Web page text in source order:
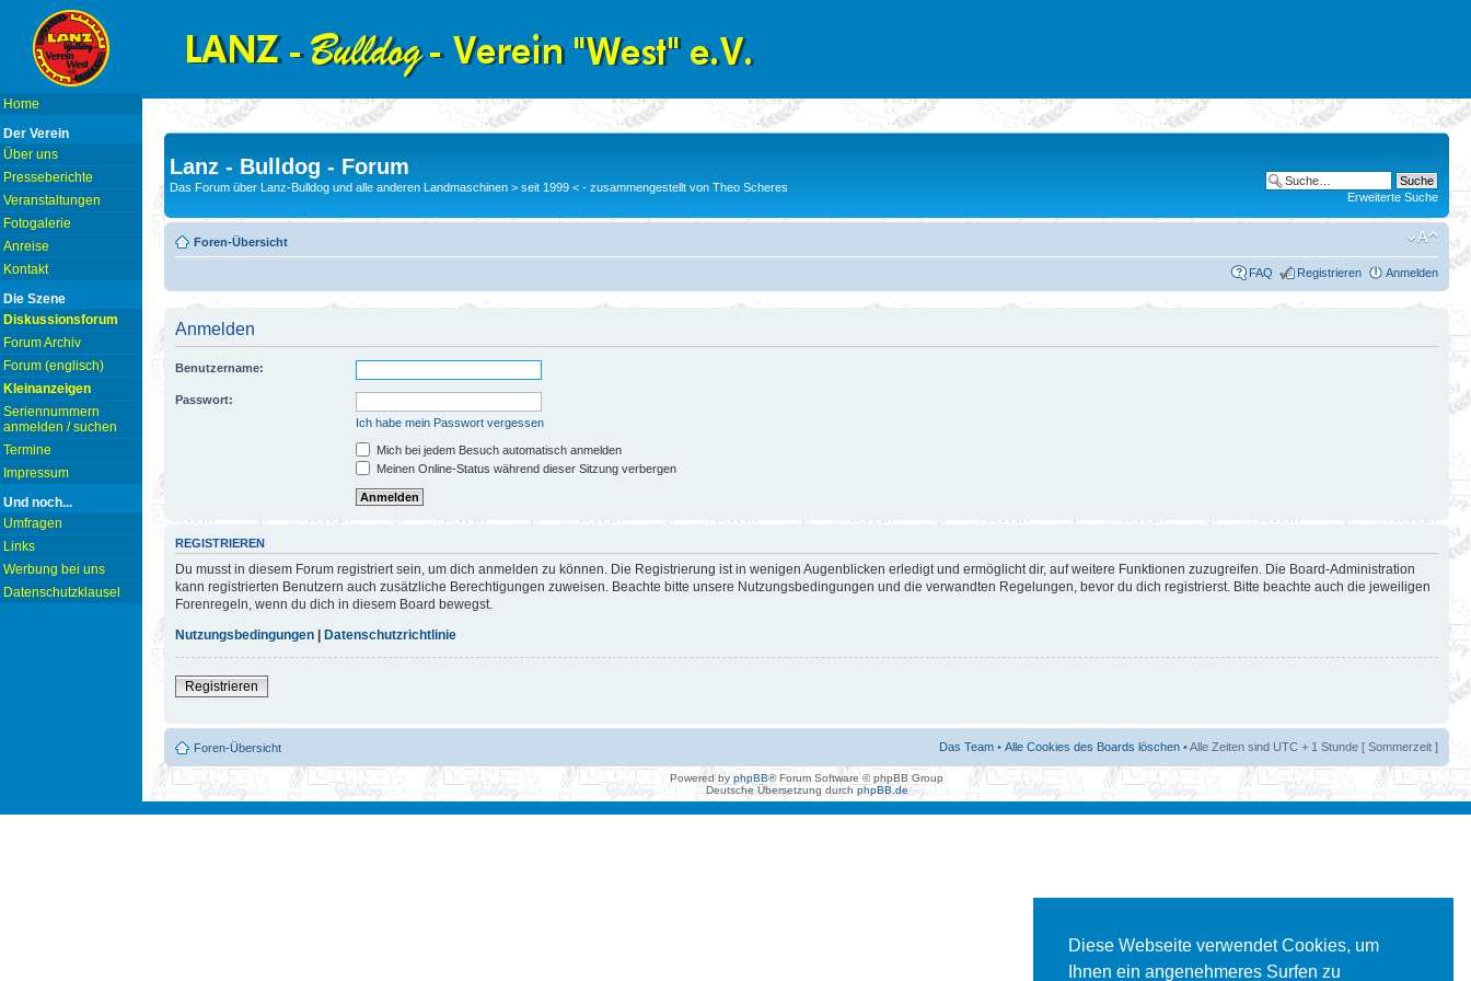
Diese Webseite verwendet Cookies, um
Ihnen ein angenehmeres Surfen zu
Home
Der Verein
Über uns
Presseberichte
Veranstaltungen
Fotogalerie
Anreise
Kontakt
Die Szene
Diskussionsforum
Forum Archiv
Forum (englisch)
Kleinanzeigen
Seriennummern
anmelden / suchen
Termine
Impressum
Und noch...
Umfragen
Links
Werbung bei uns
Datenschutzklausel
Lanz - Bulldog - Forum
Das Forum über Lanz-Bulldog und alle anderen Landmaschinen > seit 1999 < - zusammengestellt von Theo Scheres
Erweiterte Suche
Foren-Übersicht
FAQ Registrieren Anmelden
Anmelden
Benutzername:
Passwort:
Ich habe mein Passwort vergessen
Mich bei jedem Besuch automatisch anmelden
Meinen Online-Status während dieser Sitzung verbergen
REGISTRIEREN
Du musst in diesem Forum registriert sein, um dich anmelden zu können. Die Registrierung ist in wenigen Augenblicken erledigt und ermöglicht dir, auf weitere Funktionen zuzugreifen. Die Board-Administration
kann registrierten Benutzern auch zusätzliche Berechtigungen zuweisen. Beachte bitte unsere Nutzungsbedingungen und die verwandten Regelungen, bevor du dich registrierst. Bitte beachte auch die jeweiligen
Forenregeln, wenn du dich in diesem Board bewegst.
Nutzungsbedingungen | Datenschutzrichtlinie
Registrieren
Foren-Übersicht Das Team • Alle Cookies des Boards löschen • Alle Zeiten sind UTC + 1 Stunde [ Sommerzeit ]
Powered by phpBB® Forum Software © phpBB Group
Deutsche Übersetzung durch phpBB.de